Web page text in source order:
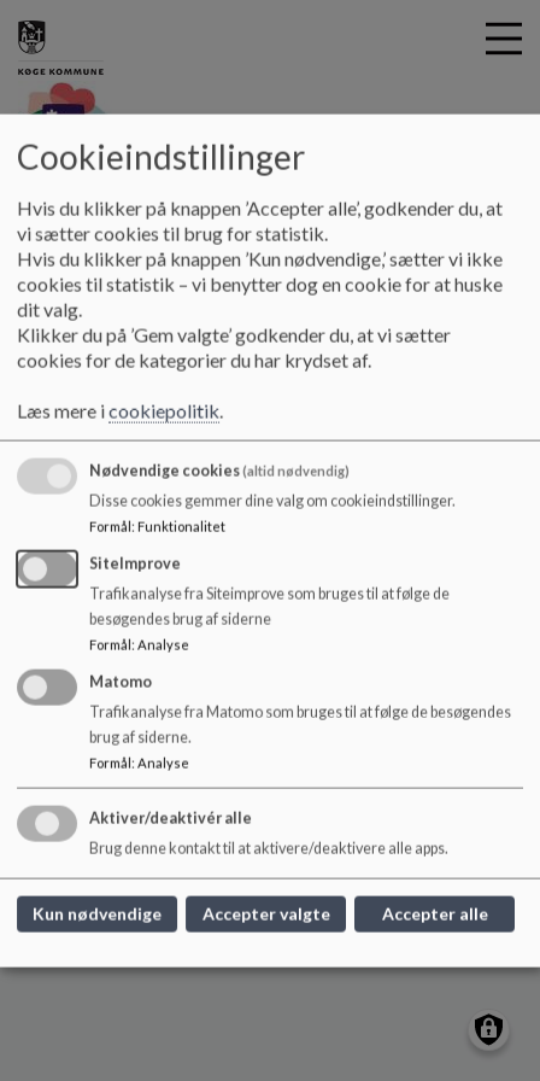
i
hoejelseskole
Alt det praktiske Karakterer
Karakterer
Skolens karakterer
Højelse Skole
Baunebjergvej 1C, 4623 Lille Skensved
hoejelseskole@koege.dk
Tlf. 56672760
EAN NR. 5798007765439
Tilgængelighedserklæring
Sitemap
Cookie politik
Cookieindstillinger
Hvis du klikker på knappen ’Accepter alle’, godkender du, at
vi sætter cookies til brug for statistik.
Hvis du klikker på knappen ’Kun nødvendige,’ sætter vi ikke
cookies til statistik – vi benytter dog en cookie for at huske
dit valg.
Klikker du på ’Gem valgte’ godkender du, at vi sætter
cookies for de kategorier du har krydset af.
Læs mere icookiepolitik.
Nødvendige cookies(altid nødvendig)
Disse cookies gemmer dine valg om cookieindstillinger.
Formål: Funktionalitet
SiteImprove
Trafikanalyse fra Siteimprove som bruges til at følge de
besøgendes brug af siderne
Formål: Analyse
Matomo
Trafikanalyse fra Matomo som bruges til at følge de besøgendes
brug af siderne.
Formål: Analyse
Aktiver/deaktivér alle
Brug denne kontakt til at aktivere/deaktivere alle apps.
Kun nødvendige Accepter valgte Accepter alle